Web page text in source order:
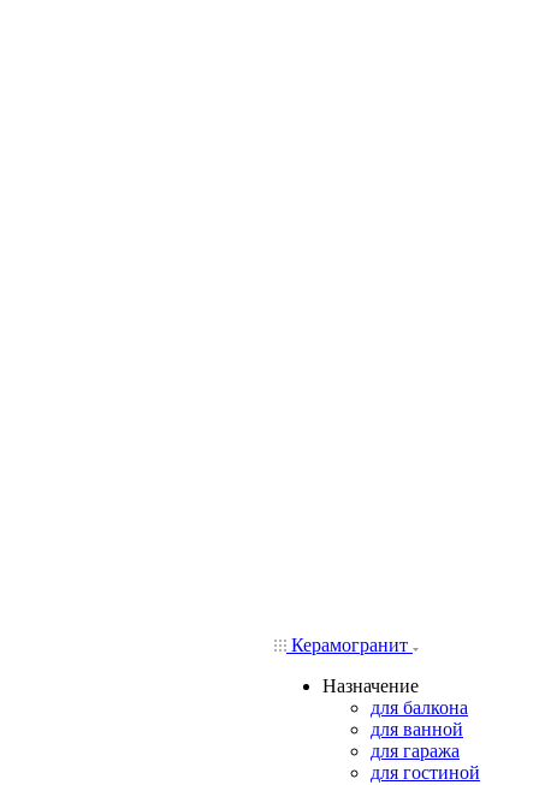
Керамогранит
Назначение
для балкона
для ванной
для гаража
для гостиной